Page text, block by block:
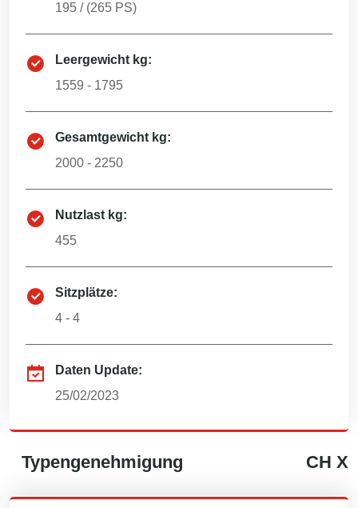
195 / (265 PS)
Leergewicht kg:
1559 - 1795
Gesamtgewicht kg:
2000 - 2250
Nutzlast kg:
455
Sitzplätze:
4 - 4
Daten Update:
25/02/2023
Typengenehmigung CH X